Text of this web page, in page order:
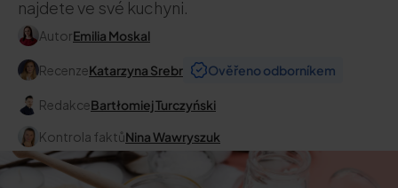
najdete ve své kuchyni.
AutorEmilia Moskal
RecenzeKatarzyna Srebr Ověřeno odborníkem
RedakceBartłomiej Turczyński
Kontrola faktůNina Wawryszuk